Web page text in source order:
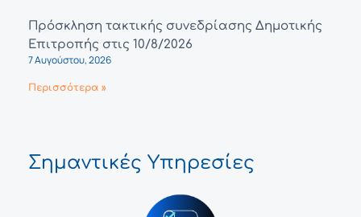
Πρόσκληση τακτικής συνεδρίασης Δημοτικής
Επιτροπής στις 10/8/2026
7 Αυγούστου, 2026
Περισσότερα »
Σημαντικές Υπηρεσίες